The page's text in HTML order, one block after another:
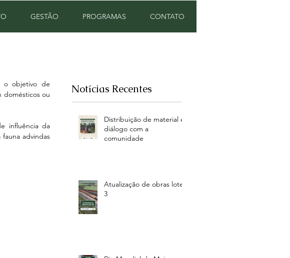
GESTÃO PROGRAMAS CONTATO
o objetivo de
domésticos ou
influência da
fauna advindas
Notícias Recentes
Distribuição de material e
diálogo com a
comunidade
Atualização de obras lote
3